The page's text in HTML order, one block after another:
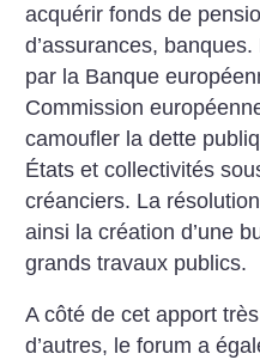
acquérir fonds de
d’assurances,
par la Banque
Commission
camoufler la dette
États et collectivités
créanciers. La
ainsi la création d’une
grands travaux publics.
A côté de cet apport
d’autres, le forum a